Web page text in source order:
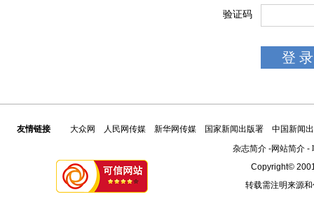
验证码
友情链接 大众网 人民网传媒 新华网传媒 国家新闻出版署
中国新闻
杂志简介 -网站简介 -
Copyright©
转载需注明来源